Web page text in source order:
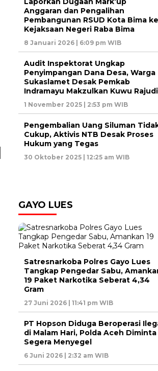
Anggaran dan Pengalihan
Pembangunan RSUD Kota Bima ke
Kejaksaan Negeri Raba Bima
8 Januari 2026 | 6:09 pm WIB
Audit Inspektorat Ungkap
Penyimpangan Dana Desa, Warga
Sukaslamet Desak Pemkab
Indramayu Makzulkan Kuwu
1 November 2025 | 2:53 pm WIB
Pengembalian Uang Siluman
Cukup, Aktivis NTB Desak Proses
Hukum yang Tegas
30 Oktober 2025 | 12:25 am WIB
GAYO LUES
Satresnarkoba Polres Gayo Lues
Tangkap Pengedar Sabu,
19 Paket Narkotika Seberat 4,34
Gram
27 Juni 2026 | 11:41 pm WIB
PT Hopson Diduga Beroperasi
di Malam Hari, Polda Aceh Diminta
Segera Menyegel
6 Juni 2026 | 2:32 am WIB